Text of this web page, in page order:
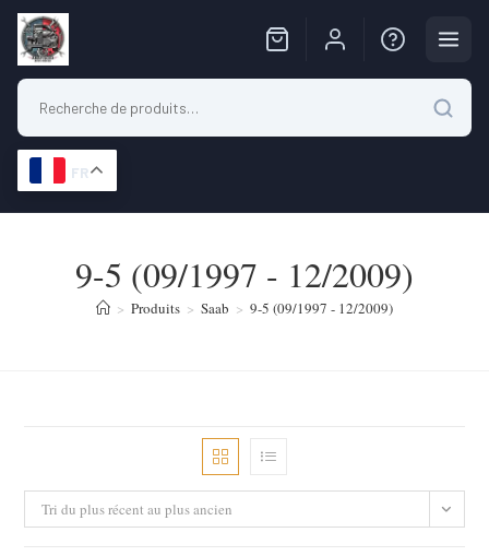
FR
9-5 (09/1997 - 12/2009)
> Produits > Saab > 9-5 (09/1997 - 12/2009)
Tri du plus récent au plus ancien